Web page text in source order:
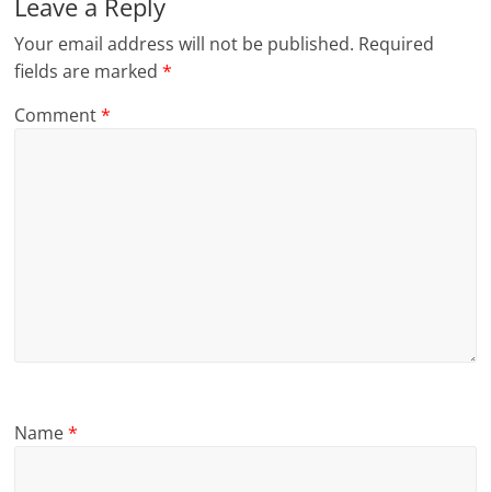
Your email address will not be published. Required
fields are marked*
Comment*
Name*